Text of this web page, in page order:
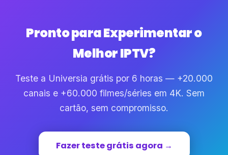
Pronto para Experimentar o
Melhor IPTV?
Teste a Universia grátis por 6 horas — +20.000
canais e +60.000 filmes/séries em 4K. Sem
cartão, sem compromisso.
Fazer teste grátis agora →